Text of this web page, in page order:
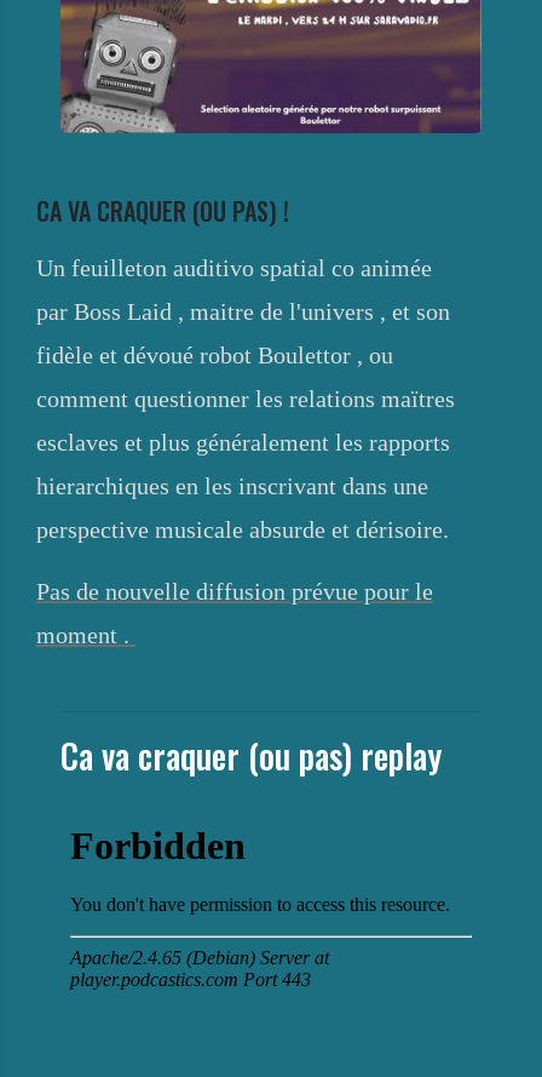
CA VA CRAQUER (OU PAS) !
Un feuilleton auditivo spatial co animée
par Boss Laid , maitre de l'univers , et son
fidèle et dévoué robot Boulettor , ou
comment questionner les relations maïtres
esclaves et plus généralement les rapports
hierarchiques en les inscrivant dans une
perspective musicale absurde et dérisoire.
Pas de nouvelle diffusion prévue pour le
moment .
Ca va craquer (ou pas) replay